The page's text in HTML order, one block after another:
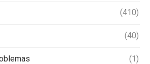
(410)
(40)
(1)